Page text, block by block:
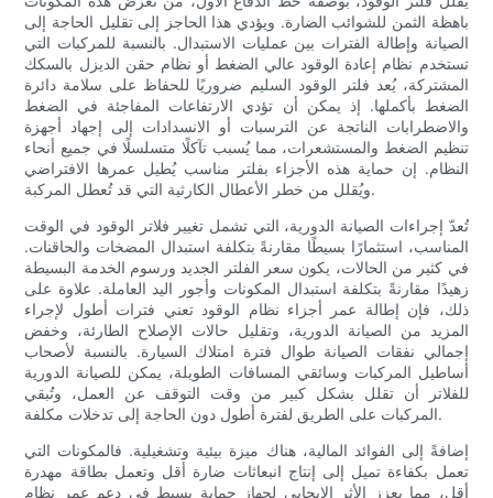
باهظة الثمن للشوائب الضارة. ويؤدي هذا الحاجز إلى تقليل الحاجة إلى
الصيانة وإطالة الفترات بين عمليات الاستبدال. بالنسبة للمركبات التي
تستخدم نظام إعادة الوقود عالي الضغط أو نظام حقن الديزل بالسكك
المشتركة، يُعد فلتر الوقود السليم ضروريًا للحفاظ على سلامة دائرة
الضغط بأكملها. إذ يمكن أن تؤدي الارتفاعات المفاجئة في الضغط
والاضطرابات الناتجة عن الترسبات أو الانسدادات إلى إجهاد أجهزة
تنظيم الضغط والمستشعرات، مما يُسبب تآكلًا متسلسلًا في جميع أنحاء
النظام. إن حماية هذه الأجزاء بفلتر مناسب يُطيل عمرها الافتراضي
ويُقلل من خطر الأعطال الكارثية التي قد تُعطل المركبة.
تُعدّ إجراءات الصيانة الدورية، التي تشمل تغيير فلاتر الوقود في الوقت
المناسب، استثمارًا بسيطًا مقارنةً بتكلفة استبدال المضخات والحاقنات.
في كثير من الحالات، يكون سعر الفلتر الجديد ورسوم الخدمة البسيطة
زهيدًا مقارنةً بتكلفة استبدال المكونات وأجور اليد العاملة. علاوة على
ذلك، فإن إطالة عمر أجزاء نظام الوقود تعني فترات أطول لإجراء
المزيد من الصيانة الدورية، وتقليل حالات الإصلاح الطارئة، وخفض
إجمالي نفقات الصيانة طوال فترة امتلاك السيارة. بالنسبة لأصحاب
أساطيل المركبات وسائقي المسافات الطويلة، يمكن للصيانة الدورية
للفلاتر أن تقلل بشكل كبير من وقت التوقف عن العمل، وتُبقي
المركبات على الطريق لفترة أطول دون الحاجة إلى تدخلات مكلفة.
إضافةً إلى الفوائد المالية، هناك ميزة بيئية وتشغيلية. فالمكونات التي
تعمل بكفاءة تميل إلى إنتاج انبعاثات ضارة أقل وتعمل بطاقة مهدرة
أقل، مما يعزز الأثر الإيجابي لجهاز حماية بسيط في دعم عمر نظام